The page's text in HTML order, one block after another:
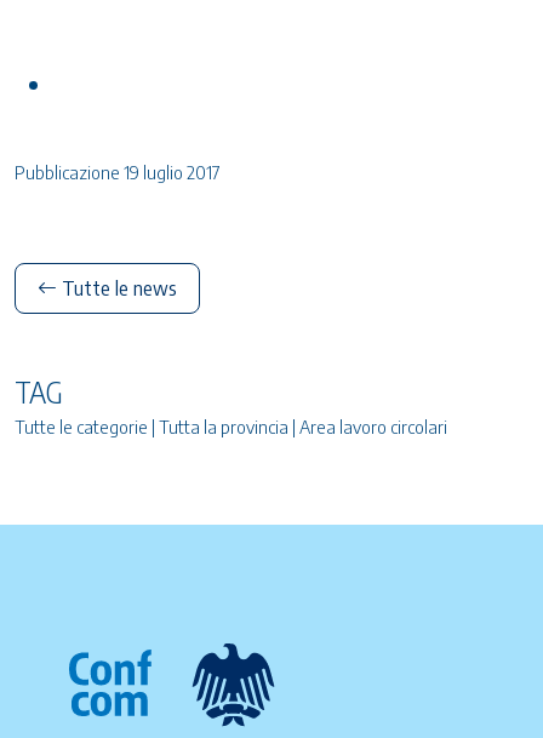
Pubblicazione 19 luglio 2017
Tutte le news
TAG
Tutte le categorie | Tutta la provincia | Area lavoro circolari